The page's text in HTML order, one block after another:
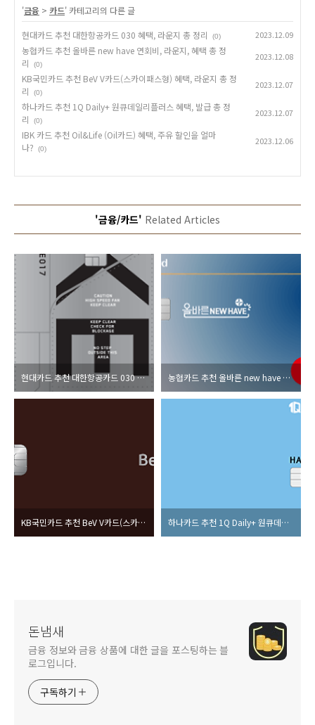
'금융 > 카드' 카테고리의 다른 글
현대카드 추천 대한항공카드 030 혜택, 라운지 총 정리 (0) 2023.12.09
농협카드 추천 올바른 new have 연회비, 라운지, 혜택 총 정
리
(0)
2023.12.08
KB국민카드 추천 BeV V카드(스카이패스형) 혜택, 라운지 총 정
리
(0)
2023.12.07
하나카드 추천 1Q Daily+ 원큐데일리플러스 혜택, 발급 총 정
리
(0)
2023.12.07
IBK 카드 추천 Oil&Life (Oil카드) 혜택, 주유 할인을 얼마
나?
(0)
2023.12.06
'금융/카드' Related Articles
현대카드 추천 대한항공카드 030 혜택, 라운지 총 정리 농협카드 추천 올바른 new have 연회비, 라운지, 혜택 총 정리
KB국민카드 추천 BeV V카드(스카이패스형) 혜택, 라운지 총 정리 하나카드 추천 1Q Daily+ 원큐데일리플러스 혜택, 발급 총 정리
돈냄새
금융 정보와 금융 상품에 대한 글을 포스팅하는 블
로그입니다.
구독하기